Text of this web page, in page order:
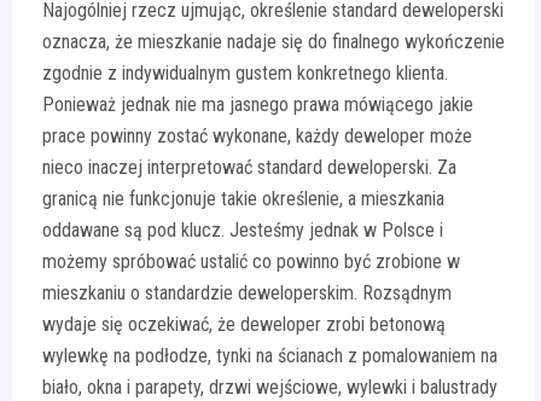
Najogólniej rzecz ujmując, określenie standard deweloperski
oznacza, że mieszkanie nadaje się do finalnego wykończenie
zgodnie z indywidualnym gustem konkretnego klienta.
Ponieważ jednak nie ma jasnego prawa mówiącego jakie
prace powinny zostać wykonane, każdy deweloper może
nieco inaczej interpretować standard deweloperski. Za
granicą nie funkcjonuje takie określenie, a mieszkania
oddawane są pod klucz. Jesteśmy jednak w Polsce i
możemy spróbować ustalić co powinno być zrobione w
mieszkaniu o standardzie deweloperskim. Rozsądnym
wydaje się oczekiwać, że deweloper zrobi betonową
wylewkę na podłodze, tynki na ścianach z pomalowaniem na
biało, okna i parapety, drzwi wejściowe, wylewki i balustrady